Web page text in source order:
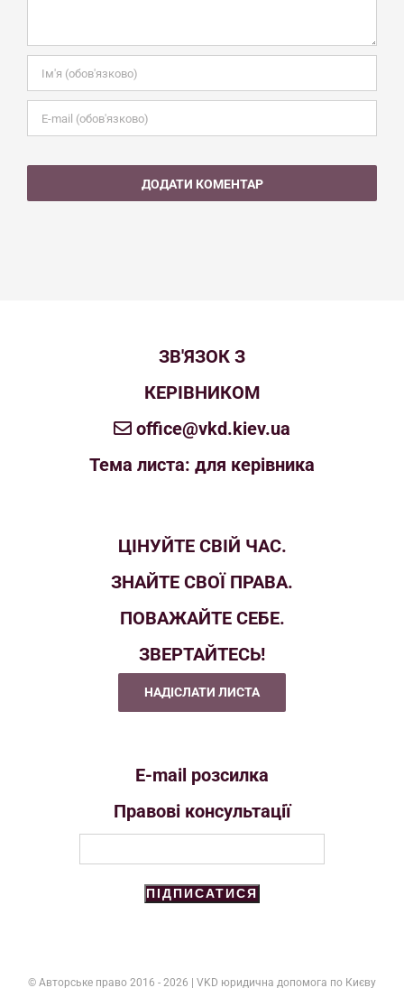
ЗВ'ЯЗОК З
КЕРІВНИКОМ
office@vkd.kiev.ua
Тема листа: для керівника
ЦІНУЙТЕ СВІЙ ЧАС.
ЗНАЙТЕ СВОЇ ПРАВА.
ПОВАЖАЙТЕ СЕБЕ.
ЗВЕРТАЙТЕСЬ!
НАДІСЛАТИ ЛИСТА
E-mail розсилка
Правові консультації
ПІДПИСАТИСЯ
© Авторське право 2016 - 2026 | VKD юридична допомога по Києву